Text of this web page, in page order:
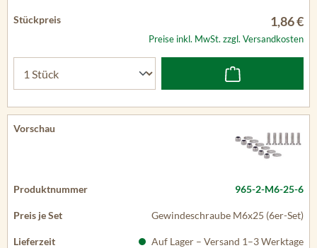
1,86 €
Preise inkl. MwSt. zzgl. Versandkosten
965-2-M6-25-6
Gewindeschraube M6x25 (6er-Set)
Auf Lager – Versand 1–3 Werktage